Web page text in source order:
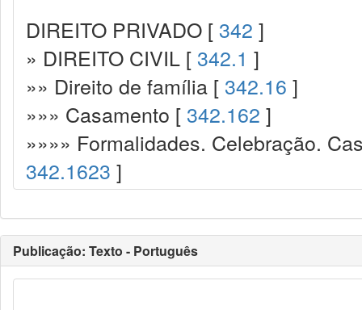
DIREITO PRIVADO [ 342 ]
» DIREITO CIVIL [ 342.1 ]
»» Direito de família [ 342.16 ]
»»» Casamento [ 342.162 ]
»»»» Formalidades. Celebração.
342.1623 ]
Publicação: Texto - Português